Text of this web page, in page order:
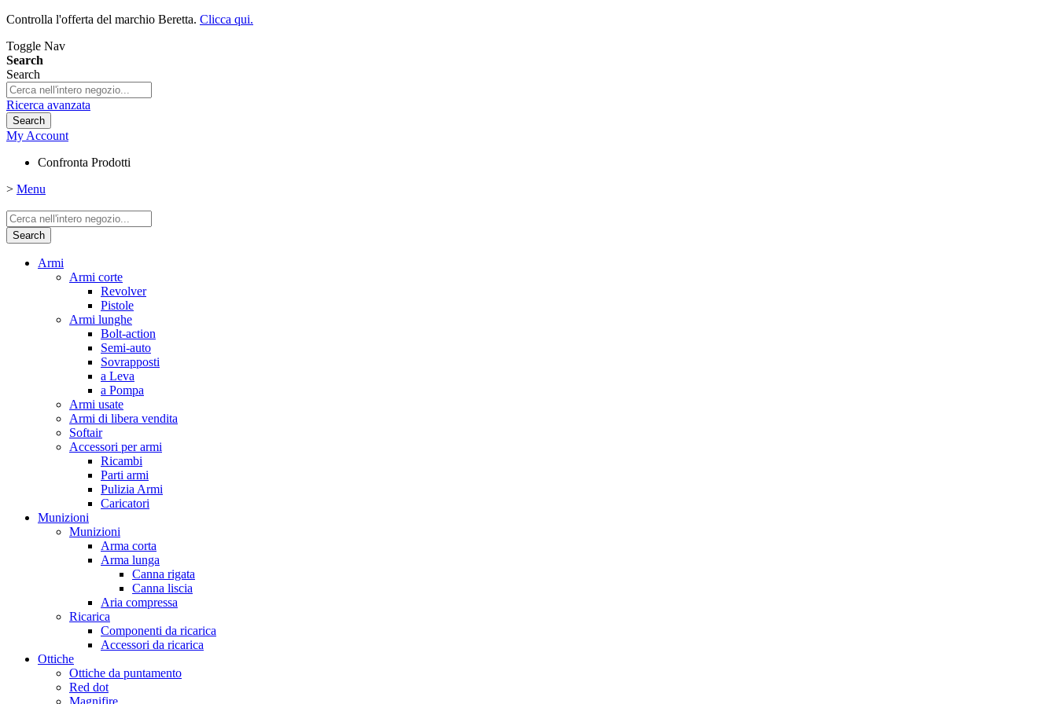
Controlla l'offerta del marchio Beretta. Clicca qui.
Toggle Nav
Search
Search
Ricerca avanzata
Search
My Account
Confronta Prodotti
> Menu
Search
Armi
Armi corte
Revolver
Pistole
Armi lunghe
Bolt-action
Semi-auto
Sovrapposti
a Leva
a Pompa
Armi usate
Armi di libera vendita
Softair
Accessori per armi
Ricambi
Parti armi
Pulizia Armi
Caricatori
Munizioni
Munizioni
Arma corta
Arma lunga
Canna rigata
Canna liscia
Aria compressa
Ricarica
Componenti da ricarica
Accessori da ricarica
Ottiche
Ottiche da puntamento
Red dot
Magnifire